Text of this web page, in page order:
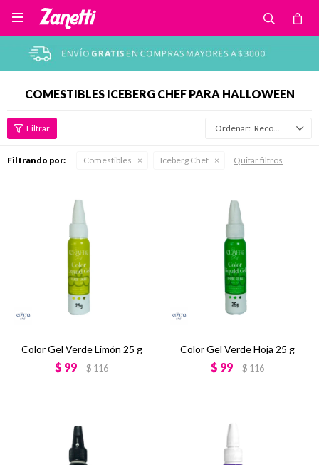

COMESTIBLES ICEBERG CHEF PARA HALLOWEEN
Recomendados
Filtrando por: Comestibles Iceberg Chef Quitar filtros
Color Gel Verde Limón 25 g
$ 99 $116
Color Gel Verde Hoja 25 g
$ 99 $116